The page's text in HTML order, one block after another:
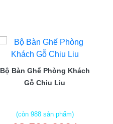
Bộ Bàn Ghế Phòng Khách
Gỗ Chiu Liu
(còn 988 sản phẩm)